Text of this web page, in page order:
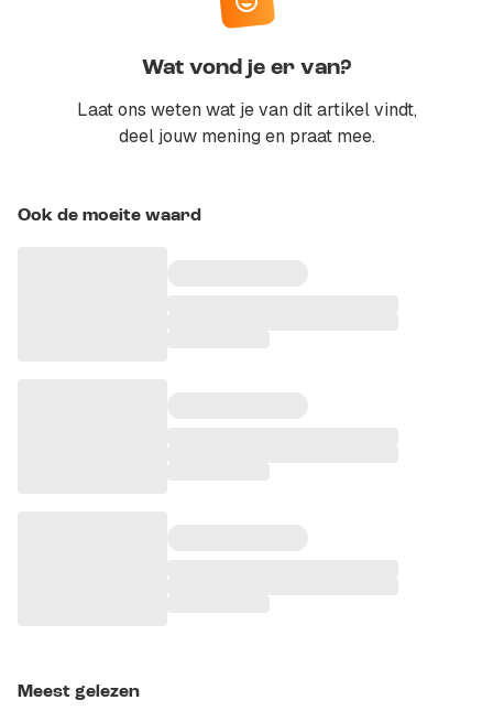
Wat vond je er van?
Laat ons weten wat je van dit artikel vindt,
deel jouw mening en praat mee.
Ook de moeite waard
Meest gelezen